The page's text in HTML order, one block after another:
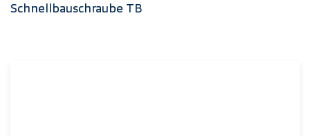
Schnellbauschraube TB